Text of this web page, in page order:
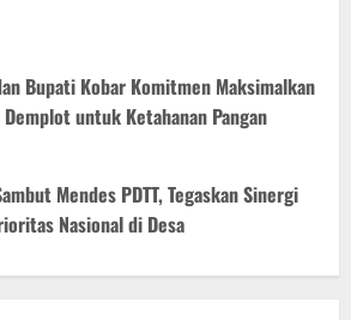
Bupati Kobar Komitmen Maksimalkan
Demplot untuk Ketahanan Pangan
Mendes PDTT, Tegaskan Sinergi
Nasional di Desa